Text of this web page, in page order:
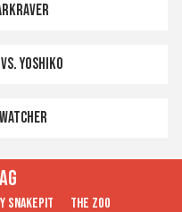
Yoshiko
SNAKEPIT
THE ZOO